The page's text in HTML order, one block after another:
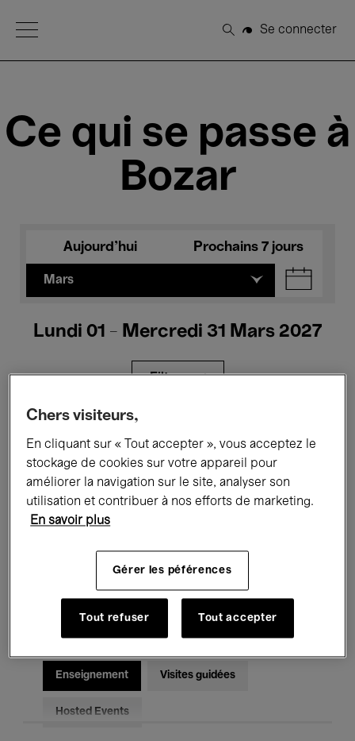
Open Menu
Rechercher
Se connecter
Ce qui se passe à
Bozar
Aujourd'hui Prochains 7 jours
Mars
Lundi 01 - Mercredi 31 Mars 2027
Filtres
Expositions Films Performances
Rencontres & Débats Jazz
Musique électronique
Pour tous Kids’ Palace
Enseignement Visites guidées
Hosted Events
Chers visiteurs,
En cliquant sur « Tout accepter », vous acceptez le
stockage de cookies sur votre appareil pour
améliorer la navigation sur le site, analyser son
utilisation et contribuer à nos efforts de marketing.
En savoir plus
Gérer les péférences
Tout refuser Tout accepter